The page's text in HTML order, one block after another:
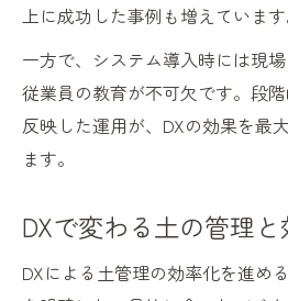
上に成功した事例も増えています
一方で、システム導入時には現
従業員の教育が不可欠です。段
反映した運用が、DXの効果を最
ます。
DXで変わる土の管理
DXによる土管理の効率化を進め